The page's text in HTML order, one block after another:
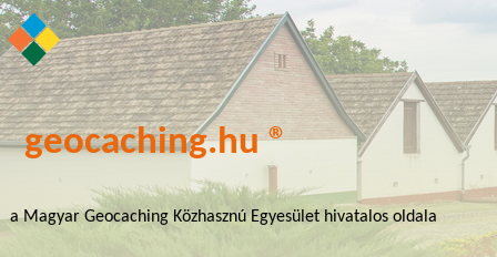
geocaching.hu ®
a Magyar Geocaching Közhasznú Egyesület hivatalos oldala